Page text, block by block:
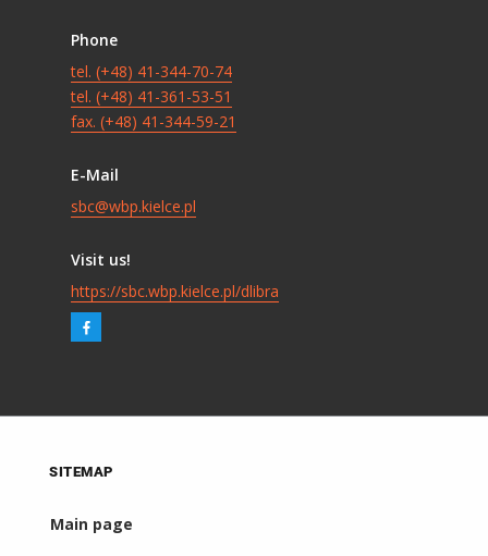
Phone
tel. (+48) 41-344-70-74
tel. (+48) 41-361-53-51
fax. (+48) 41-344-59-21
E-Mail
sbc@wbp.kielce.pl
Visit us!
https://sbc.wbp.kielce.pl/dlibra
SITEMAP
Main page